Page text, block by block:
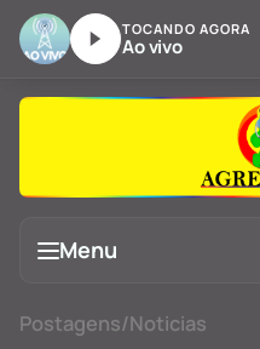
TOCANDO AGORA
Ao vivo
Menu
Postagens/Noticias